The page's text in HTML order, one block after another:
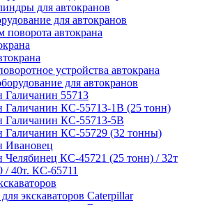
для автокранов
для автокранов
поворота автокрана
устройства автокрана
для автокранов
Галичанин 55713
Галичанин КС-55713-1В (25 тонн)
Галичанин КС-55713-5В
Галичанин КС-55729 (32 тонны)
Ивановец
Челябинец КС-45721 (25 тонн) / 32т
/ 40т. КС-65711
экскаваторов Caterpillar